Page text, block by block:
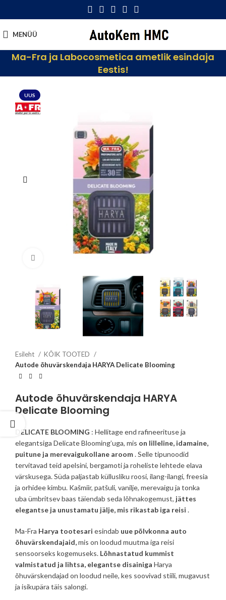
MENÜÜ
Ma-Fra ja Labocosmetica ametlik esindaja
Eestis!
UUS
Esileht
KÕIK TOOTED
Autode õhuvärskendaja HARYA Delicate Blooming
Autode õhuvärskendaja HARYA
Delicate Blooming
DELICATE BLOOMING : Hellitage end rafineerituse ja
elegantsiga Delicate Blooming’uga, mis on lilleline, idamaine,
puitune ja merevaigukollane aroom. Selle tipunoodid
tervitavad teid apelsini, bergamoti ja roheliste lehtede elava
värskusega. Süda paljastab küllusliku roosi, ilang-ilangi, freesia
ja orhidee kimbu. Kašmiir, patšuli, vanilje, merevaigu ja tonka
uba ümbritsev baas täiendab seda lõhnakogemust, jättes
elegantse ja unustamatu jälje, mis rikastab iga reisi .
Ma-Fra Harya tootesari esindab uue põlvkonna auto
õhuvärskendajaid,mis on loodud muutma iga reisi
sensoorseks kogemuseks. Lõhnastatud kummist
valmistatud ja lihtsa, elegantse disainiga Harya
õhuvärskendajad on loodud neile, kes soovivad stiili, mugavust
ja isikupära täis salongi.